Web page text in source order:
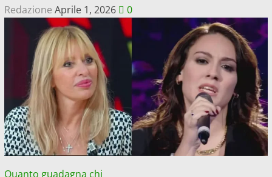
Redazione Aprile 1, 2026 0
Quanto guadagna chi